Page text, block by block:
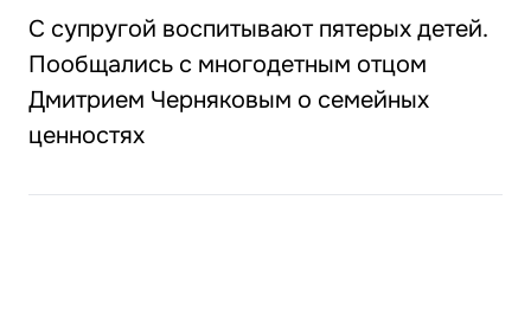
С супругой воспитывают пятерых детей.
Пообщались с многодетным отцом
Дмитрием Черняковым о семейных
ценностях